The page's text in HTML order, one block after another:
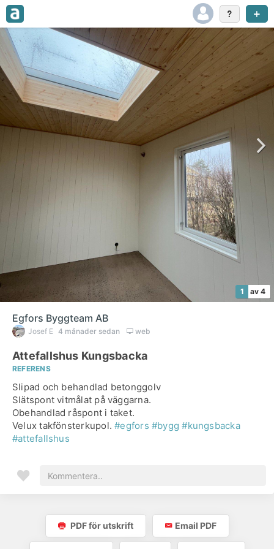
1 av 4
Egfors Byggteam AB
Josef E 4 månader sedan web
Attefallshus Kungsbacka
REFERENS
Slipad och behandlad betonggolv
Slätspont vitmålat på väggarna.
Obehandlad råspont i taket.
Velux takfönsterkupol.#egfors #bygg #kungsbacka
#attefallshus
PDF för utskrift Email PDF